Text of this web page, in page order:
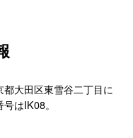
大田区東雪谷二丁目に
はIK08。